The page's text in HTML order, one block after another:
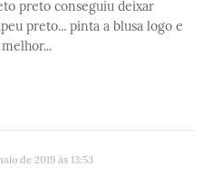
preto conseguiu deixar
preto... pinta a blusa logo e
de 2019 às 13:53